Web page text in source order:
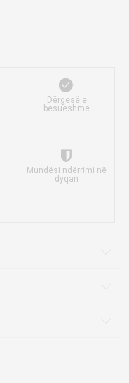
Dërgesë e
besueshme
Mundësi ndërrimi në
dyqan